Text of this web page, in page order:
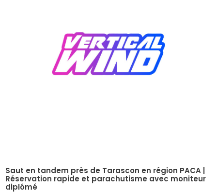
Saut en tandem près de Tarascon en région PACA |
Réservation rapide et parachutisme avec moniteur
diplômé